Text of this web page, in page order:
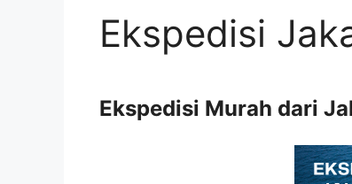
Ekspedisi
Ekspedisi Murah dari